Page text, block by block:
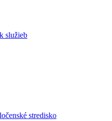
služieb
stredisko